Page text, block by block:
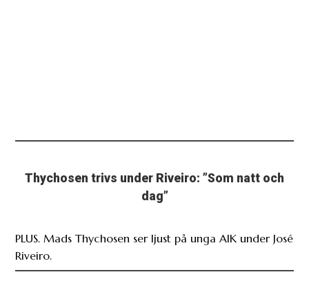
Thychosen trivs under Riveiro: ”Som natt och
dag”
PLUS. Mads Thychosen ser ljust på unga AIK under José
Riveiro.